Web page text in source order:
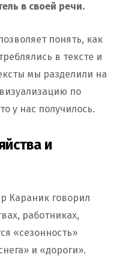
в своей речи.
понять, как
в тексте и
мы разделили на
по
у нас получилось.
и
Караник говорил
работниках,
«сезонность»
и «дороги».